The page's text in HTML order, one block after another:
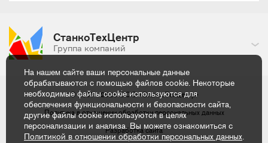
СтанкоТехЦентр
Группа компаний
© 2007 - 2026ООО «СтанкоТехЦентр»
Политика в отношении обработкиперсональных данных
Разработка сайта
На нашем сайте ваши персональные данные
обрабатываются с помощью файлов cookie. Некоторые
необходимые файлы cookie используются для
обеспечения функциональности и безопасности сайта,
другие файлы cookie используются в целях
персонализации и анализа. Вы можете ознакомиться с
Политикой в отношении обработки персональных данных.